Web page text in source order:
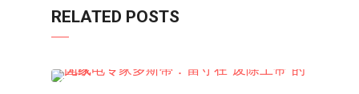
RELATED POSTS